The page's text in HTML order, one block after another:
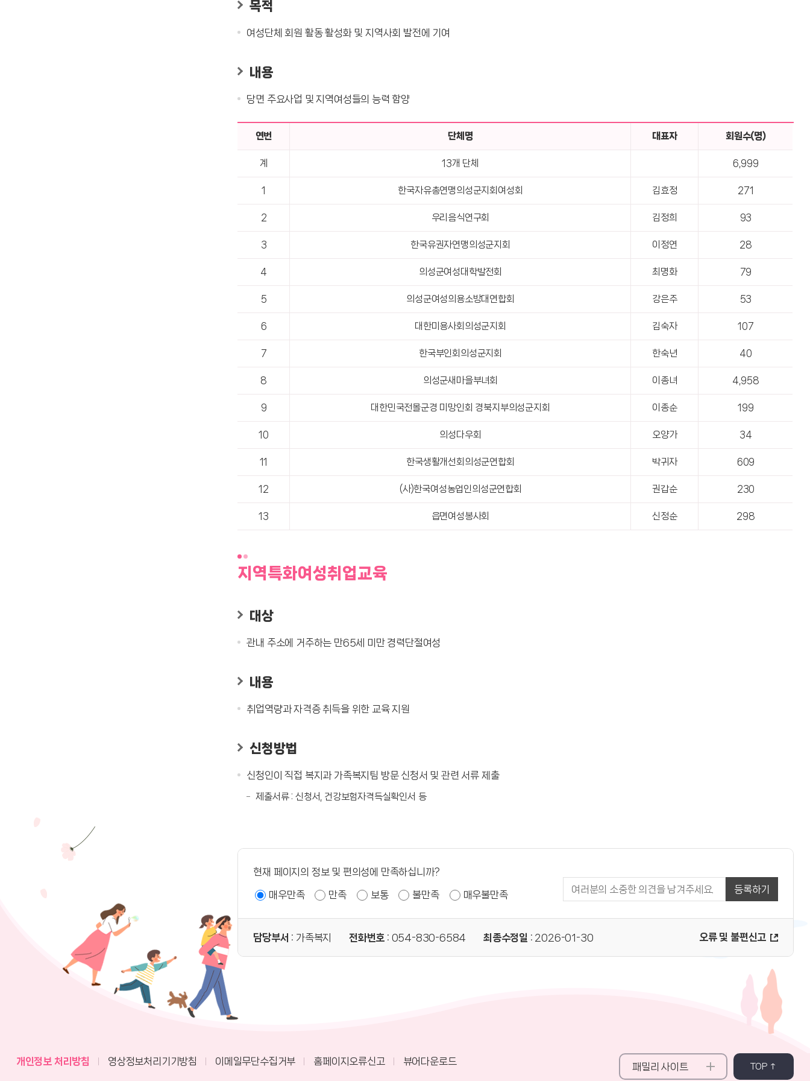
목적
여성단체 회원 활동 활성화 및 지역사회 발전에 기여
내용
당면 주요사업 및 지역여성들의 능력 함양
연번 단체명 대표자 회원수(명)
계 13개 단체 6,999
1 한국자유총연맹의성군지회여성회 김효정 271
2 우리음식연구회 김정희 93
3 한국유권자연맹의성군지회 이정연 28
4 의성군여성대학발전회 최명화 79
5 의성군여성의용소방대연합회 강은주 53
6 대한미용사회의성군지회 김숙자 107
7 한국부인회의성군지회 한숙년 40
8 의성군새마을부녀회 이종녀 4,958
9 대한민국전몰군경 미망인회 경북지부의성군지회 이종순 199
10 의성다우회 오양가 34
11 한국생활개선회의성군연합회 박귀자 609
12 (사)한국여성농업인의성군연합회 권갑순 230
13 읍면여성봉사회 신정순 298
지역특화여성취업교육
대상
관내 주소에 거주하는 만65세 미만 경력단절여성
내용
취업역량과 자격증 취득을 위한 교육 지원
신청방법
신청인이 직접 복지과 가족복지팀 방문 신청서 및 관련 서류 제출
제출서류 : 신청서, 건강보험자격득실확인서 등
현재 페이지의 정보 및 편의성에 만족하십니까?
매우만족 만족 보통 불만족 매우불만족 등록하기
담당부서 : 가족복지 전화번호 : 054-830-6584 최종수정일 : 2026-01-30 오류 및 불편신고
개인정보 처리방침 영상정보처리기기방침 이메일무단수집거부 홈페이지오류신고 뷰어다운로드 패밀리 사이트 TOP ↑